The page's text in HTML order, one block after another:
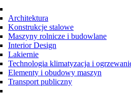
Architektura
Konstrukcje stalowe
Maszyny rolnicze i budowlane
Interior Design
Lakiernie
Technologia klimatyzacja i
Elementy i obudowy maszyn
Transport publiczny